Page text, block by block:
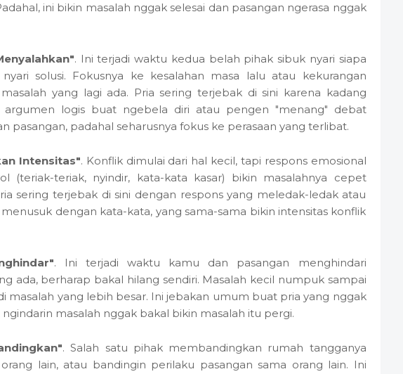
ini bikin masalah nggak selesai dan pasangan ngerasa nggak
. Ini terjadi waktu kedua belah pihak sibuk nyari siapa
solusi. Fokusnya ke kesalahan masa lalu atau kekurangan
yang lagi ada. Pria sering terjebak di sini karena kadang
logis buat ngebela diri atau pengen "menang" debat
pasangan, padahal seharusnya fokus ke perasaan yang terlibat.
Intensitas". Konflik dimulai dari hal kecil, tapi respons emosional
(teriak-teriak, nyindir, kata-kata kasar) bikin masalahnya cepet
sering terjebak di sini dengan respons yang meledak-ledak atau
dengan kata-kata, yang sama-sama bikin intensitas konflik
. Ini terjadi waktu kamu dan pasangan menghindari
ada, berharap bakal hilang sendiri. Masalah kecil numpuk sampai
masalah yang lebih besar. Ini jebakan umum buat pria yang nggak
ngindarin masalah nggak bakal bikin masalah itu pergi.
. Salah satu pihak membandingkan rumah tangganya
lain, atau bandingin perilaku pasangan sama orang lain. Ini